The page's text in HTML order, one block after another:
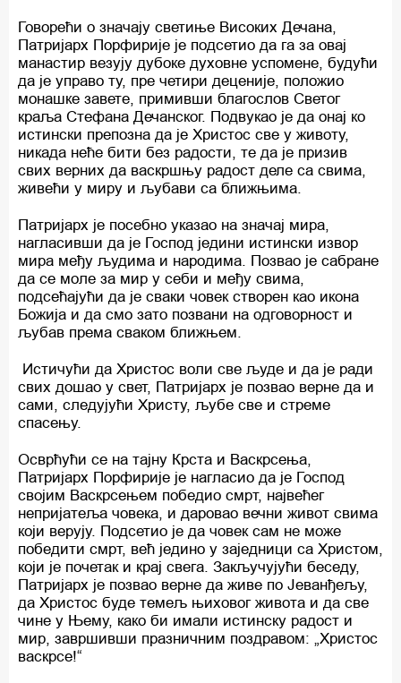
Говорећи о значају светиње Високих Дечана,
Патријарх Порфирије је подсетио да га за овај
манастир везују дубоке духовне успомене, будући
да је управо ту, пре четири деценије, положио
монашке завете, примивши благослов Светог
краља Стефана Дечанског. Подвукао је да онај ко
истински препозна да је Христос све у животу,
никада неће бити без радости, те да је призив
свих верних да васкршњу радост деле са свима,
живећи у миру и љубави са ближњима.
Патријарх је посебно указао на значај мира,
нагласивши да је Господ једини истински извор
мира међу људима и народима. Позвао је сабране
да се моле за мир у себи и међу свима,
подсећајући да је сваки човек створен као икона
Божија и да смо зато позвани на одговорност и
љубав према сваком ближњем.
Истичући да Христос воли све људе и да је ради
свих дошао у свет, Патријарх је позвао верне да и
сами, следујући Христу, љубе све и стреме
спасењу.
Осврћући се на тајну Крста и Васкрсења,
Патријарх Порфирије је нагласио да је Господ
својим Васкрсењем победио смрт, највећег
непријатеља човека, и даровао вечни живот свима
који верују. Подсетио је да човек сам не може
победити смрт, већ једино у заједници са Христом,
који је почетак и крај свега. Закључујући беседу,
Патријарх је позвао верне да живе по Јеванђељу,
да Христос буде темељ њиховог живота и да све
чине у Њему, како би имали истинску радост и
мир, завршивши празничним поздравом: „Христос
васкрсе!“